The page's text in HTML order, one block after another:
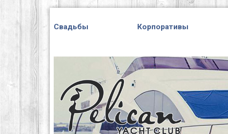
Свадьбы Корпоративы